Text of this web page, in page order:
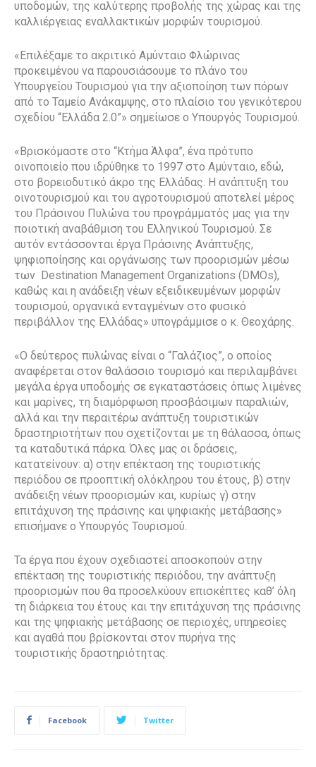
υποδομών, της καλύτερης προβολής της χώρας και της
καλλιέργειας εναλλακτικών μορφών τουρισμού.
«Επιλέξαμε το ακριτικό Αμύνταιο Φλώρινας
προκειμένου να παρουσιάσουμε το πλάνο του
Υπουργείου Τουρισμού για την αξιοποίηση των πόρων
από το Ταμείο Ανάκαμψης, στο πλαίσιο του γενικότερου
σχεδίου “Ελλάδα 2.0”» σημείωσε ο Υπουργός Τουρισμού.
«Βρισκόμαστε στο “Κτήμα Άλφα”, ένα πρότυπο
οινοποιείο που ιδρύθηκε το 1997 στο Αμύνταιο, εδώ,
στο βορειοδυτικό άκρο της Ελλάδας. Η ανάπτυξη του
οινοτουρισμού και του αγροτουρισμού αποτελεί μέρος
του Πράσινου Πυλώνα του προγράμματός μας για την
ποιοτική αναβάθμιση του Ελληνικού Τουρισμού. Σε
αυτόν εντάσσονται έργα Πράσινης Ανάπτυξης,
ψηφιοποίησης και οργάνωσης των προορισμών μέσω
των Destination Management Organizations (DMOs),
καθώς και η ανάδειξη νέων εξειδικευμένων μορφών
τουρισμού, οργανικά ενταγμένων στο φυσικό
περιβάλλον της Ελλάδας» υπογράμμισε ο κ. Θεοχάρης.
«Ο δεύτερος πυλώνας είναι ο “Γαλάζιος”, ο οποίος
αναφέρεται στον θαλάσσιο τουρισμό και περιλαμβάνει
μεγάλα έργα υποδομής σε εγκαταστάσεις όπως λιμένες
και μαρίνες, τη διαμόρφωση προσβάσιμων παραλιών,
αλλά και την περαιτέρω ανάπτυξη τουριστικών
δραστηριοτήτων που σχετίζονται με τη θάλασσα, όπως
τα καταδυτικά πάρκα. Όλες μας οι δράσεις,
κατατείνουν: α) στην επέκταση της τουριστικής
περιόδου σε προοπτική ολόκληρου του έτους, β) στην
ανάδειξη νέων προορισμών και, κυρίως γ) στην
επιτάχυνση της πράσινης και ψηφιακής μετάβασης»
επισήμανε ο Υπουργός Τουρισμού.
Τα έργα που έχουν σχεδιαστεί αποσκοπούν στην
επέκταση της τουριστικής περιόδου, την ανάπτυξη
προορισμών που θα προσελκύουν επισκέπτες καθ’ όλη
τη διάρκεια του έτους και την επιτάχυνση της πράσινης
και της ψηφιακής μετάβασης σε περιοχές, υπηρεσίες
και αγαθά που βρίσκονται στον πυρήνα της
τουριστικής δραστηριότητας.
Facebook Twitter